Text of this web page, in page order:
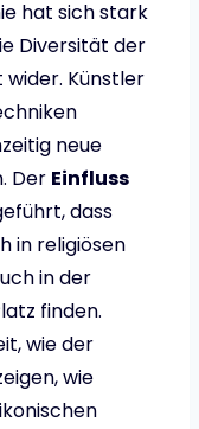
hat sich stark
Diversität der
Künstler
neue
Der Einfluss
dass
in religiösen
in der
finden.
wie der
wie